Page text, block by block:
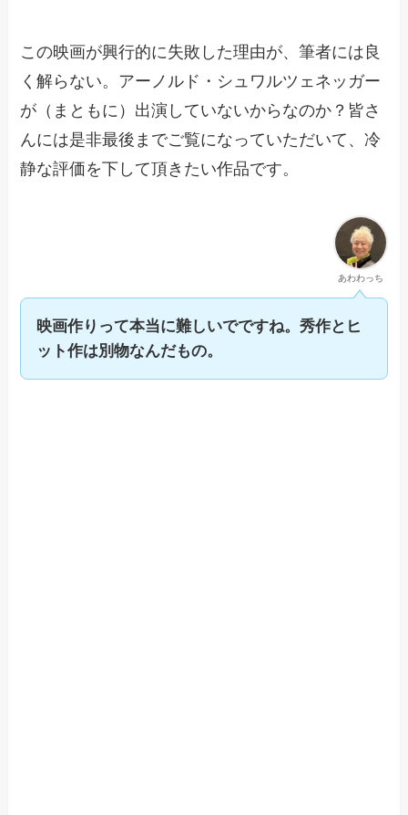
この映画が興行的に失敗した理由が、筆者には良
く解らない。アーノルド・シュワルツェネッガー
が（まともに）出演していないからなのか？皆さ
んには是非最後までご覧になっていただいて、冷
静な評価を下して頂きたい作品です。
あわわっち
映画作りって本当に難しいでですね。秀作とヒ
ット作は別物なんだもの。